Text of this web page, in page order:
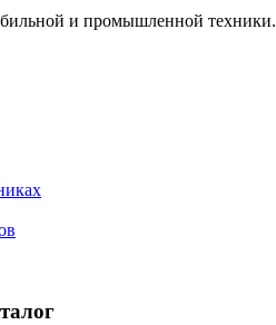
и промышленной техники.